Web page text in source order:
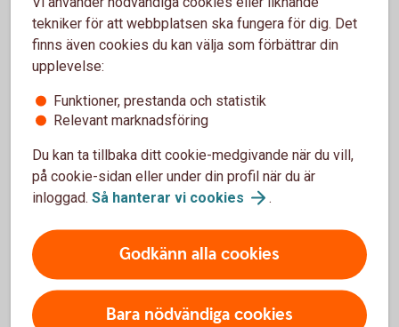
Kästel.
Därför ökar dränering
produktionen
Grödorna får ett mer utvecklat rotsystem och kan ta
upp mer växtnäring. Risken för kväve- och
fosforförluster minskar.
Förutsättningarna att klara våta och torra perioder
Marken torkar upp snabbare och vårbruket kan börja
tidigare.
Torr jord har stabilare struktur och risken för
tekniker för att webbplatsen ska fungera för dig. Det
finns även cookies du kan välja som förbättrar din
upplevelse:
Funktioner, prestanda och statistik
Relevant marknadsföring
Du kan ta tillbaka ditt cookie-medgivande när du vill,
på cookie-sidan eller under din profil när du är
inloggad. Så hanterar vi cookies .
Godkänn alla cookies
Bara nödvändiga cookies